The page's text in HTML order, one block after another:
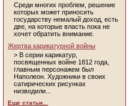
Среди многих проблем, решение
которых может приносить
государству немалый доход, есть
две, на которые власть пока не
хочет обратить внимание.
Жертва карикатурной войны
> В серии карикатур,
посвященных войне 1812 года,
главным персонажем был
Наполеон. Художники в своих
сатирических рисунках
низводили...
Еще статьи...